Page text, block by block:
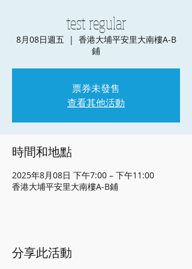
test regular
8月08日週五
  |
香港大埔平安里大南樓A-B
鋪
票券未發售
查看其他活動
時間和地點
2025年8月08日 下午7:00 – 下午11:00
香港大埔平安里大南樓A-B鋪
分享此活動